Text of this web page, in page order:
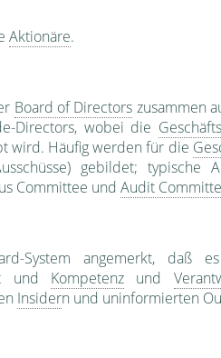
Aktionäre.
Board of Directors zusammen
Directors, wobei die
wird. Häufig werden für die
gebildet; typische
Committee und Audit
System angemerkt, daß
und Kompetenz und
Insidern und uninformierten